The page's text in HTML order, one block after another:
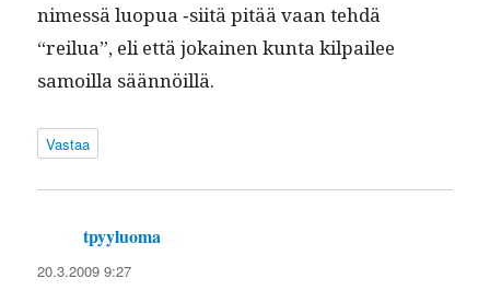
nimessä luop­ua ‑siitä pitää vaan tehdä
“reilua”, eli että jokainen kun­ta kil­pailee
samoil­la säännöillä.
Vastaa
tpyyluoma
20.3.2009 9:27